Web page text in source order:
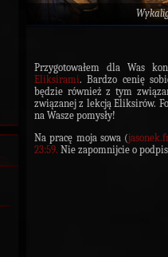
Przygotowałem dla Was
Eliksirami. Bardzo cenię
będzie również z tym
związanej z lekcją Eliksirów.
na Wasze pomysły!
Na pracę moja sowa (
23:59. Nie zapomnijcie o